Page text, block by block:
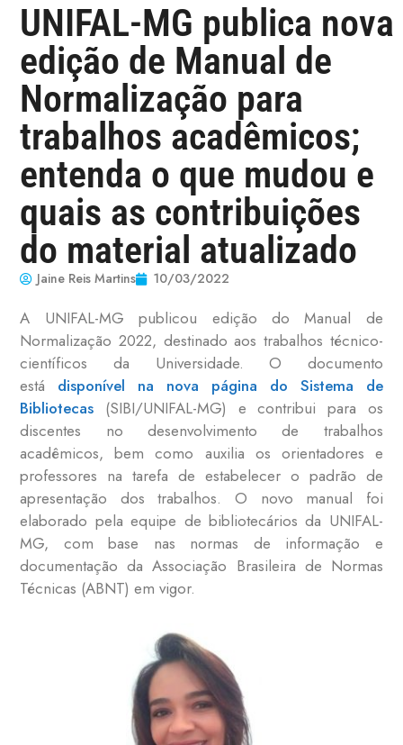
UNIFAL-MG publica nova
edição de Manual de
Normalização para
trabalhos acadêmicos;
entenda o que mudou e
quais as contribuições
do material atualizado
Jaine Reis Martins 10/03/2022
A UNIFAL-MG publicou edição do Manual de
Normalização 2022, destinado aos trabalhos técnico-
científicos da Universidade. O documento
está disponível na nova página do Sistema de
Bibliotecas (SIBI/UNIFAL-MG) e contribui para os
discentes no desenvolvimento de trabalhos
acadêmicos, bem como auxilia os orientadores e
professores na tarefa de estabelecer o padrão de
apresentação dos trabalhos. O novo manual foi
elaborado pela equipe de bibliotecários da UNIFAL-
MG, com base nas normas de informação e
documentação da Associação Brasileira de Normas
Técnicas (ABNT) em vigor.